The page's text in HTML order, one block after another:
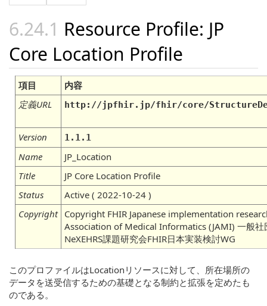
Resource Profile: JP
Core Location Profile
項目
内容
定義URL
http://jpfhir.jp/fhir/core/
Version 1.1.1
Name
JP_Location
Title
JP Core Location Profile
Status
Active ( 2022-10-24 )
Copyright Copyright FHIR Japanese implementation
Association of Medical Informatics (JAMI) 一般社
NeXEHRS課題研究会FHIR日本実装検討WG
このプロファイルはLocationリソースに対して、所在場所の
データを送受信するための基礎となる制約と拡張を定めたも
のである。